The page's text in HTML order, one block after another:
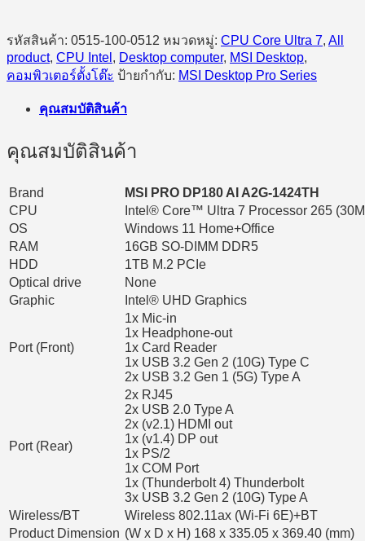
ชิ้น
รหัสสินค้า: 0515-100-0512 หมวดหมู่: CPU Core Ultra 7, All
product, CPU Intel , Desktop computer, MSI Desktop,
คอมพิวเตอร์ตั้งโต๊ะ ป้ายกำกับ: MSI Desktop Pro Series
คุณสมบัติสินค้า
คุณสมบัติสินค้า
Brand
MSI PRO DP180 AI A2G-1424TH
CPU
Intel® Core™ Ultra 7 Processor 265
OS
Windows 11 Home+Office
RAM
16GB SO-DIMM DDR5
HDD
1TB M.2 PCIe
Optical drive
None
Graphic
Intel® UHD Graphics
Port (Front)
1x Mic-in
1x Headphone-out
1x Card Reader
1x USB 3.2 Gen 2 (10G) Type C
2x USB 3.2 Gen 1 (5G) Type A
Port (Rear)
2x RJ45
2x USB 2.0 Type A
2x (v2.1) HDMI out
1x (v1.4) DP out
1x PS/2
1x COM Port
1x (Thunderbolt 4) Thunderbolt
3x USB 3.2 Gen 2 (10G) Type A
Wireless/BT
Wireless 802.11ax (Wi-Fi 6E)+BT
Product Dimension (W x D x H) 168 x 335.05 x 369.40 (mm)